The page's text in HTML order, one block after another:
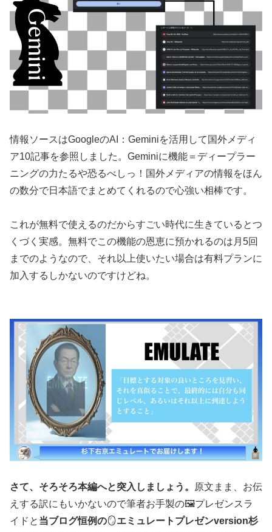
情報ソースはGoogleのAI：Geminiを活用して国外メディ
ア10記事を参照しました。Geminiに機能＝ディープラー
ニングの力たるや恐るべしっ！国外メディアの情報をほん
の数分で日本語でまとめてくれるので心強い相棒です。
これが無料で使えるのだからすごい時代に生きているとつ
くづく実感。無料でこの機能の恩恵に預かれるのは月5回
までのようなので、それ以上使いたい場合は有料プランに
加入するしかないのですけどね。
さて、そろそろ本編へと突入しましょう。
原文まま、お伝
えする訳にもいかないので筆者お手製の🖼️プレゼンスラ
イドと 当ブログ恒例の🪞エミュレートプレゼンversion杉